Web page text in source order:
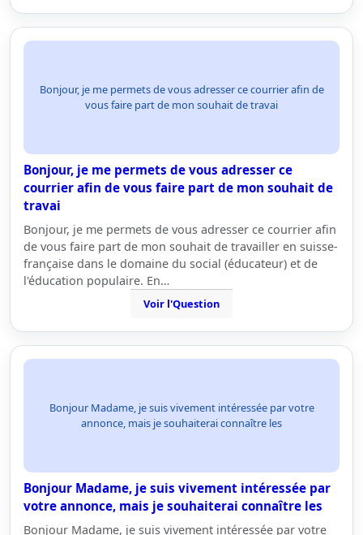
Bonjour, je me permets de vous adresser ce courrier afin de
vous faire part de mon souhait de travai
Bonjour, je me permets de vous adresser ce
courrier afin de vous faire part de mon souhait de
travai
Bonjour, je me permets de vous adresser ce courrier afin
de vous faire part de mon souhait de travailler en suisse-
française dans le domaine du social (éducateur) et de
l'éducation populaire. En…
Voir l'Question
Bonjour Madame, je suis vivement intéressée par votre
annonce, mais je souhaiterai connaître les
Bonjour Madame, je suis vivement intéressée par
votre annonce, mais je souhaiterai connaître les
Bonjour Madame, je suis vivement intéressée par votre